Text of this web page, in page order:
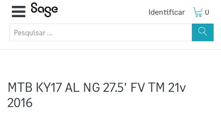
Identificar 0
MTB KY17 AL NG 27.5' FV TM 21v
2016